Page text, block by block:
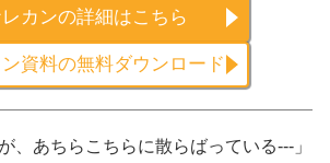
カンの詳細はこちら
資料の無料ダウンロード
、あちらこちらに散らばっている---」